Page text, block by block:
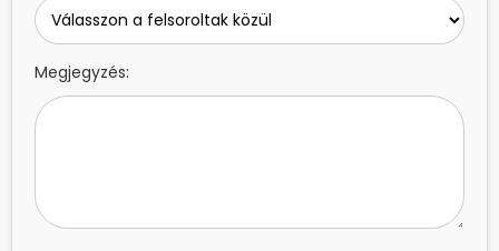
Megjegyzés: